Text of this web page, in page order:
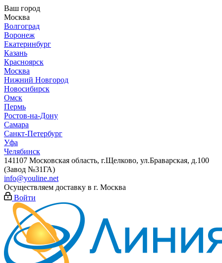
Ваш город
Москва
Волгоград
Воронеж
Екатеринбург
Казань
Красноярск
Москва
Нижний Новгород
Новосибирск
Омск
Пермь
Ростов-на-Дону
Самара
Санкт-Петербург
Уфа
Челябинск
141107 Московская область, г.Щелково, ул.Браварская, д.100
(Завод №31ГА)
info@youline.net
Осуществляем доставку в г. Москва
Войти